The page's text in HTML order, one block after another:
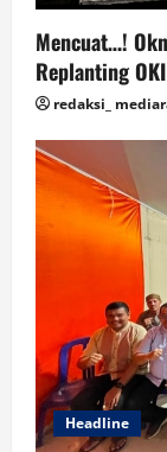
Mencuat…!
Replanting OKI
redaksi_
Headline